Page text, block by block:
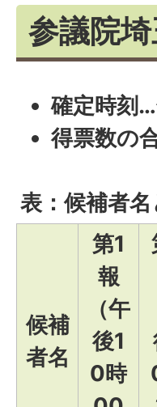
参議院
確定時刻
得票数の
表：候補者
候補
者名
第1
報
（午
後1
0時